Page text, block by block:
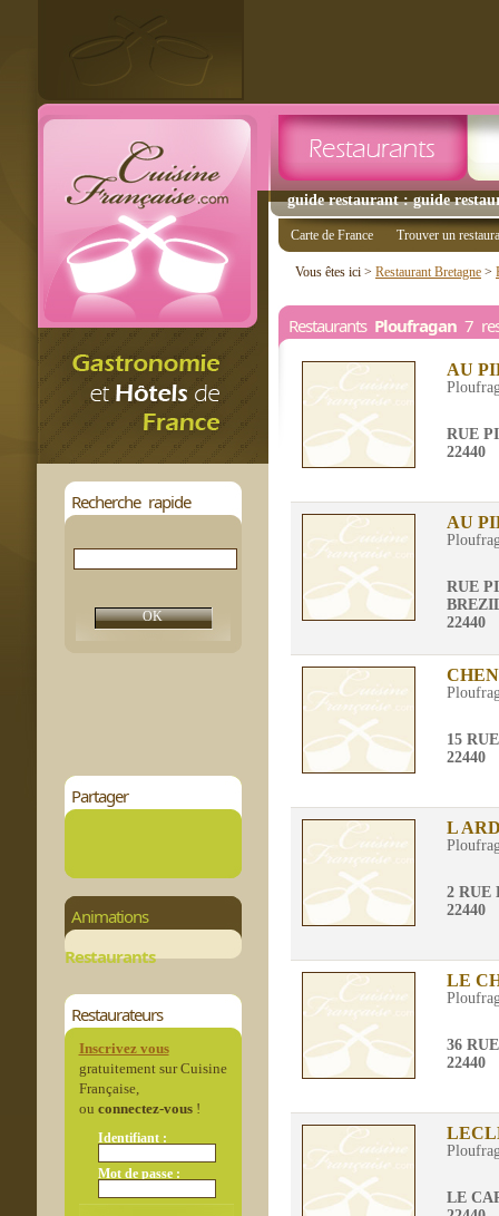
guide restaurant : guide
Recherche rapide
Partager
Animations
Restaurants
Restaurateurs
Inscrivez vous
gratuitement sur Cuisine
Française,
ou connectez-vous!
Identifiant :
Mot de passe :
Carte de France Trouver un
Vous êtes ici > Restaurant Bretagne >
Restaurants Ploufragan 7
AU
RUE
22440
AU
RUE
22440
15
22440
L
2 RUE
22440
LE
36
22440
LE